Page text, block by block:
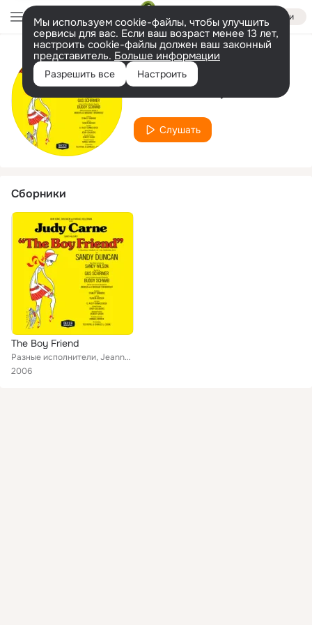
Войти
Мы используем cookie-файлы, чтобы улучшить
сервисы для вас. Если ваш возраст менее 13 лет,
настроить cookie-файлы должен ваш законный
представитель. Больше информации
Разрешить все Настроить
Исполнитель
Simon McQueen
Слушать
Сборники
The Boy Friend
Разные исполнители, Jeanne Beauvais, Barbara Andres, Judy Carne, Sandy Duncan, Jerry Goldberg, David Vaughan, Ronald Young, Leon...
2006